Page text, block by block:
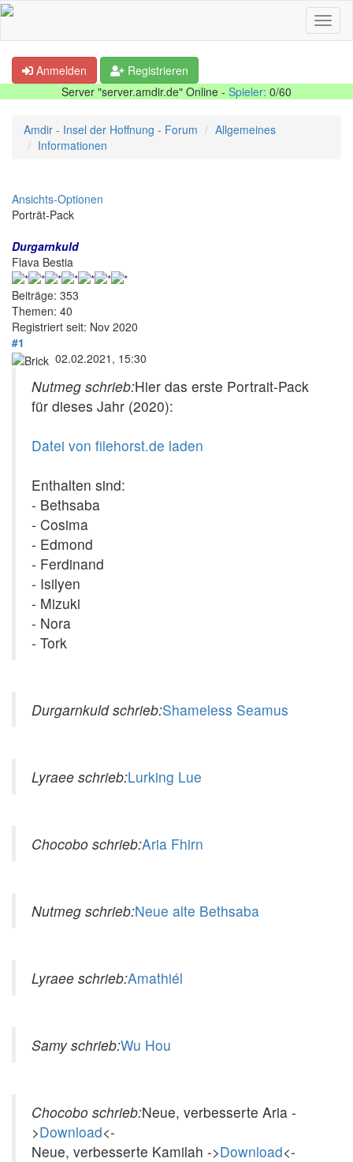
Anmelden
Registrieren
Server "server.amdir.de" Online - Spieler: 0/60
Amdir - Insel der Hoffnung - Forum
Allgemeines
Informationen
Ansichts-Optionen
Porträt-Pack
Durgarnkuld
Flava Bestia
Beiträge: 353
Themen: 40
Registriert seit: Nov 2020
#1
02.02.2021, 15:30
Nutmeg schrieb:Hier das erste Portrait-Pack
für dieses Jahr (2020):
Datei von filehorst.de laden
Enthalten sind:
- Bethsaba
- Cosima
- Edmond
- Ferdinand
- Isilyen
- Mizuki
- Nora
- Tork
Durgarnkuld schrieb:Shameless Seamus
Lyraee schrieb:Lurking Lue
Chocobo schrieb:Aria Fhirn
Nutmeg schrieb:Neue alte Bethsaba
Lyraee schrieb:Amathiél
Samy schrieb:Wu Hou
Chocobo schrieb:Neue, verbesserte Aria -
>Download<-
Neue, verbesserte Kamilah ->Download<-